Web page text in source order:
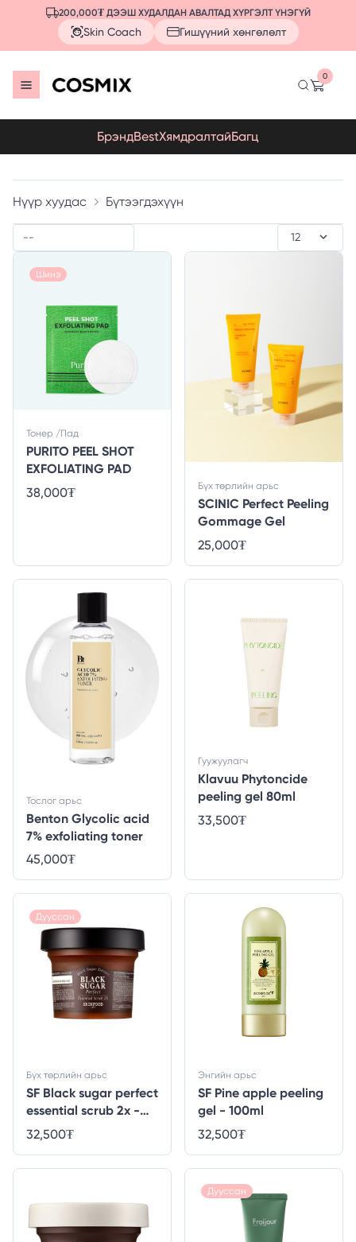
200,000₮ ДЭЭШ ХУДАЛДАН АВАЛТАД ХҮРГЭЛТ ҮНЭГҮЙ
Skin Coach Гишүүний хөнгөлөлт
0
БрэндBestХямдралтайБагц
Нүүр хуудас Бүтээгдэхүүн
Шинэ
PURITO PEEL SHOT
EXFOLIATING PAD
Тонер /Пад
38,000₮
SCINIC Perfect Peeling
Gommage Gel
Бүх төрлийн арьс
25,000₮
Benton Glycolic acid
7% exfoliating toner
Тослог арьс
45,000₮
Klavuu Phytoncide
peeling gel 80ml
Гуужуулагч
33,500₮
Дууссан
SF Black sugar perfect
essential scrub 2x -
100gr
Бүх төрлийн арьс
32,500₮
SF Pine apple peeling
gel - 100ml
Энгийн арьс
32,500₮
Дууссан